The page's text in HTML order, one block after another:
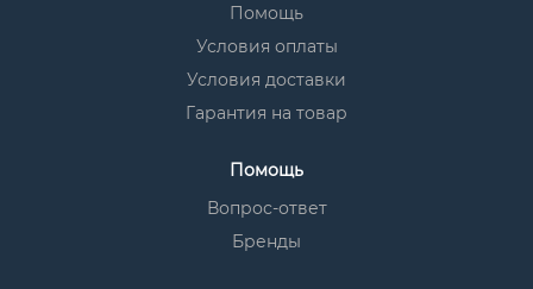
Помощь
Условия оплаты
Условия доставки
Гарантия на товар
Помощь
Вопрос-ответ
Бренды